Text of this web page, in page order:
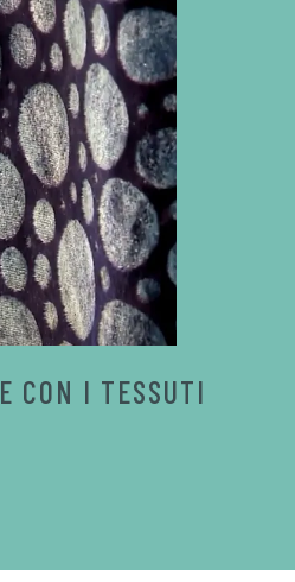
CON I TESSUTI